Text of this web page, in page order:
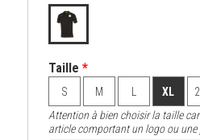
Taille *
S M XL
Attention à bien choisir la taille
article comportant un logo ou